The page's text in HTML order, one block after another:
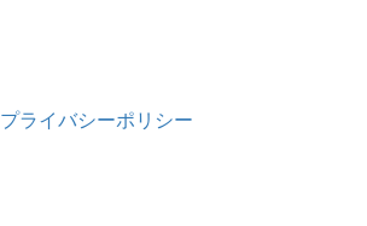
プライバシーポリシー